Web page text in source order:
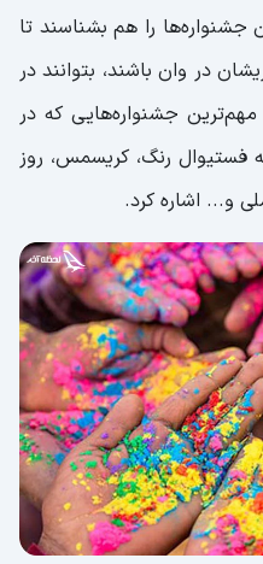
جشنواره‌ها را هم بشناسند تا
در وان باشند، بتوانند در
مهم‌ترین جشنواره‌هایی که در
فستیوال رنگ، کریسمس، روز
و... اشاره کرد.